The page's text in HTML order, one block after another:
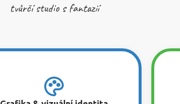
tvůrčí studio s fantazií